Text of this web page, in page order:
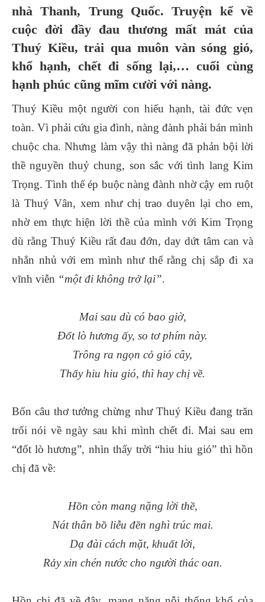
nhà Thanh, Trung Quốc. Truyện kể về
cuộc đời đầy đau thương mất mát của
Thuý Kiều, trải qua muôn vàn sóng gió,
khổ hạnh, chết đi sống lại,… cuối cùng
hạnh phúc cũng mĩm cười với nàng.
Thuý Kiều một người con hiếu hạnh, tài đức vẹn
toàn. Vì phải cứu gia đình, nàng đành phải bán mình
chuộc cha. Nhưng làm vậy thì nàng đã phản bội lời
thề nguyền thuỷ chung, son sắc với tình lang Kim
Trọng. Tình thế ép buộc nàng đành nhờ cậy em ruột
là Thuý Vân, xem như chị trao duyên lại cho em,
nhờ em thực hiện lời thề của mình với Kim Trọng
dù rằng Thuý Kiều rất đau đớn, day dứt tâm can và
nhắn nhủ với em mình như thể rằng chị sắp đi xa
vĩnh viễn “một đi không trở lại”.
Mai sau dù có bao giờ,
Đốt lò hương ấy, so tơ phím này.
Trông ra ngọn cỏ gió cây,
Thấy hiu hiu gió, thì hay chị về.
Bốn câu thơ tưởng chừng như Thuý Kiều đang trăn
trối nói về ngày sau khi mình chết đi. Mai sau em
“đốt lò hương”, nhìn thấy trời “hiu hiu gió” thì hồn
chị đã về:
Hồn còn mang nặng lời thề,
Nát thân bồ liễu đền nghì trúc mai.
Dạ đài cách mặt, khuất lời,
Rảy xin chén nước cho người thác oan.